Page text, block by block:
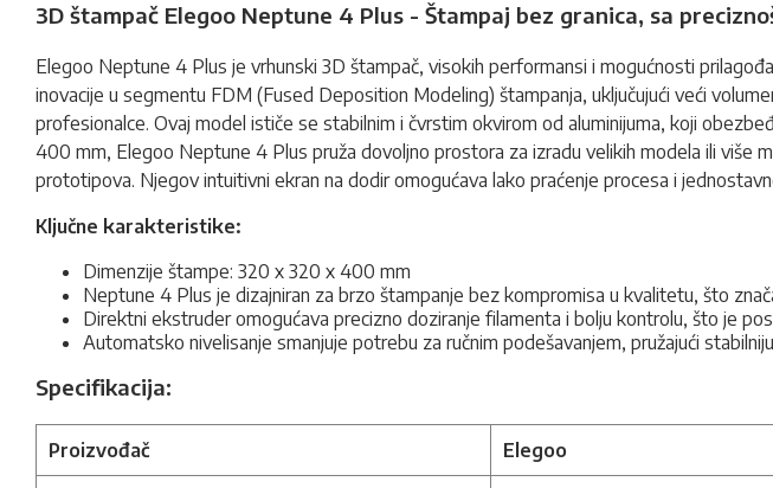
3D štampač Elegoo Neptune 4 Plus - Štampaj bez granica, sa
Elegoo Neptune 4 Plus je vrhunski 3D štampač, visokih performansi i mogućnosti
inovacije u segmentu FDM (Fused Deposition Modeling) štampanja, uključujući veći
profesionalce. Ovaj model ističe se stabilnim i čvrstim okvirom od aluminijuma, koji
400 mm, Elegoo Neptune 4 Plus pruža dovoljno prostora za izradu velikih modela ili više
prototipova. Njegov intuitivni ekran na dodir omogućava lako praćenje procesa i
Ključne karakteristike:
Dimenzije štampe: 320 x 320 x 400 mm
Neptune 4 Plus je dizajniran za brzo štampanje bez kompromisa u kvalitetu, što
Direktni ekstruder omogućava precizno doziranje filamenta i bolju kontrolu, što je
Automatsko nivelisanje smanjuje potrebu za ručnim podešavanjem, pružajući
Specifikacija:
Proizvođač Elegoo